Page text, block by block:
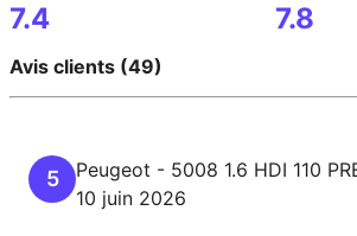
7.4 7.8
Avis clients (49)
5 Peugeot - 5008 1.6 HDI 110
10 juin 2026